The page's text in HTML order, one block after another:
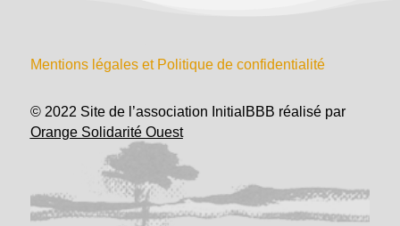
Mentions légales et Politique de confidentialité
© 2022 Site de l’association InitialBBB réalisé par
Orange Solidarité Ouest